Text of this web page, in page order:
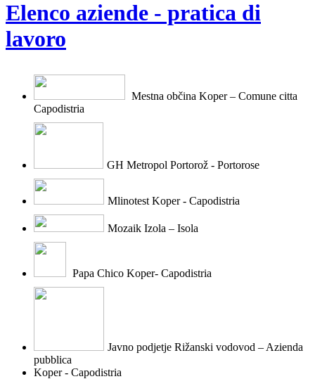
Elenco aziende - pratica di
lavoro
Mestna občina Koper – Comune citta
Capodistria
GH Metropol Portorož - Portorose
Mlinotest Koper - Capodistria
Mozaik Izola – Isola
Papa Chico Koper- Capodistria
Javno podjetje Rižanski vodovod – Azienda
pubblica
Koper - Capodistria